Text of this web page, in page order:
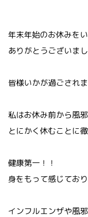
年末年始のお休みをい
ありがとうございま
皆様いかが過ごされ
私はお休み前から風
とにかく休むことに
健康第一！！
身をもって感じてお
インフルエンザや風